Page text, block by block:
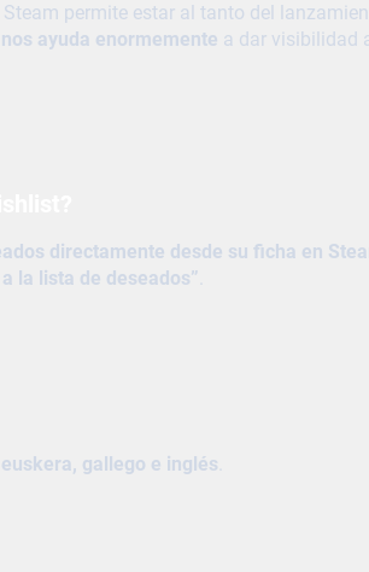
permite estar al tanto del
nos ayuda enormemente a dar visibilidad
directamente desde su ficha en
la lista de deseados”
gallego e inglés